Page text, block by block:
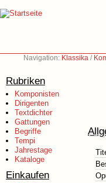
Navigation: Klassika /
Rubriken
Komponisten
Dirigenten
Textdichter
Gattungen
Begriffe
Tempi
Jahrestage
Kataloge
Einkaufen